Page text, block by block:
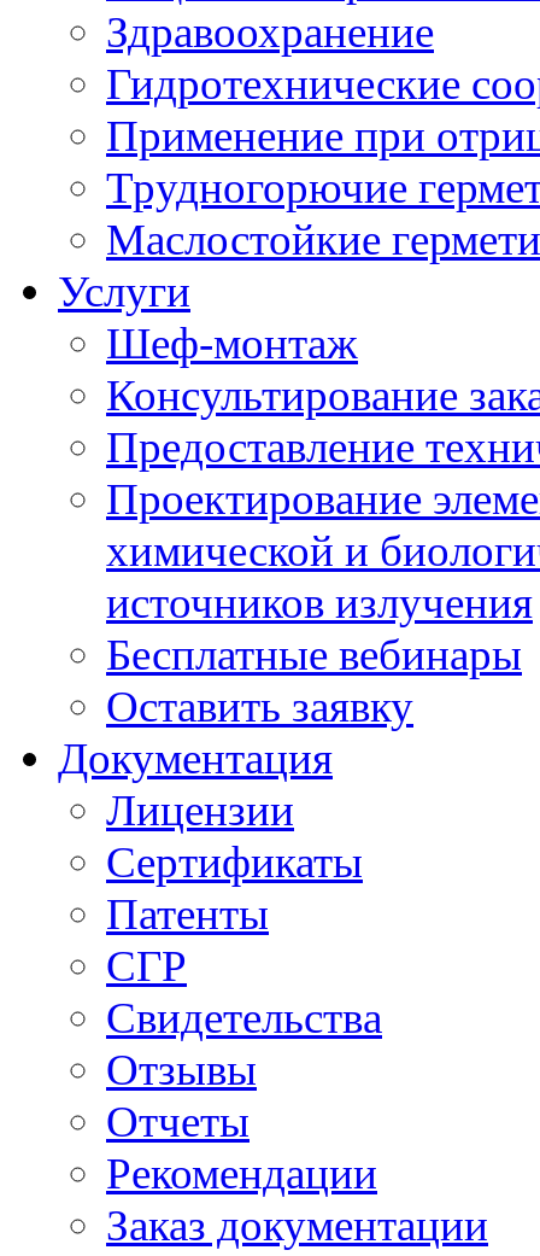
Здравоохранение
Гидротехнические
Применение при
Трудногорючие
Маслостойкие
Услуги
Шеф-монтаж
Консультирование
Предоставление
Проектирование
химической и
источников излучения
Бесплатные вебинары
Оставить заявку
Документация
Лицензии
Сертификаты
Патенты
СГР
Свидетельства
Отзывы
Отчеты
Рекомендации
Заказ документации